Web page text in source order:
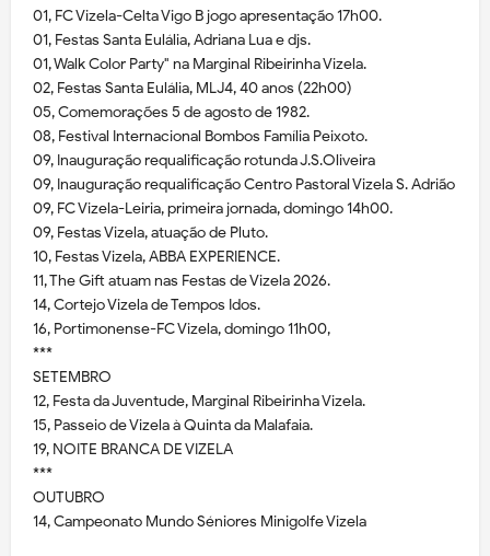
01, FC Vizela-Celta Vigo B jogo apresentação 17h00.
01, Festas Santa Eulália, Adriana Lua e djs.
01, Walk Color Party" na Marginal Ribeirinha Vizela.
02, Festas Santa Eulália, MLJ4, 40 anos (22h00)
05, Comemorações 5 de agosto de 1982.
08, Festival Internacional Bombos Família Peixoto.
09, Inauguração requalificação rotunda J.S.Oliveira
09, Inauguração requalificação Centro Pastoral Vizela S. Adrião
09, FC Vizela-Leiria, primeira jornada, domingo 14h00.
09, Festas Vizela, atuação de Pluto.
10, Festas Vizela, ABBA EXPERIENCE.
11, The Gift atuam nas Festas de Vizela 2026.
14, Cortejo Vizela de Tempos Idos.
16, Portimonense-FC Vizela, domingo 11h00,
***
SETEMBRO
12, Festa da Juventude, Marginal Ribeirinha Vizela.
15, Passeio de Vizela à Quinta da Malafaia.
19, NOITE BRANCA DE VIZELA
***
OUTUBRO
14, Campeonato Mundo Séniores Minigolfe Vizela